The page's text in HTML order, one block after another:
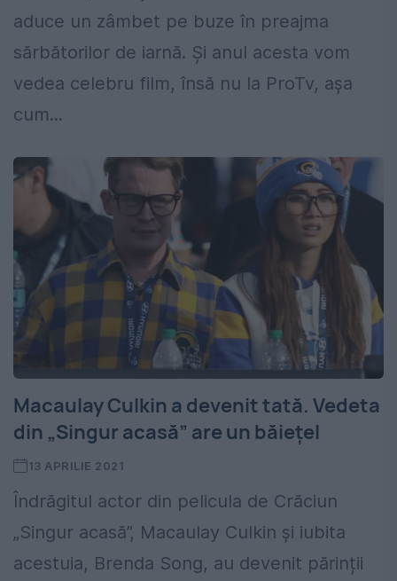
aduce un zâmbet pe buze în preajma
sărbătorilor de iarnă. Și anul acesta vom
vedea celebru film, însă nu la ProTv, așa
cum...
Macaulay Culkin a devenit tată. Vedeta
din „Singur acasă” are un băiețel
13 APRILIE 2021
Îndrăgitul actor din pelicula de Crăciun
„Singur acasă”, Macaulay Culkin și iubita
acestuia, Brenda Song, au devenit părinții